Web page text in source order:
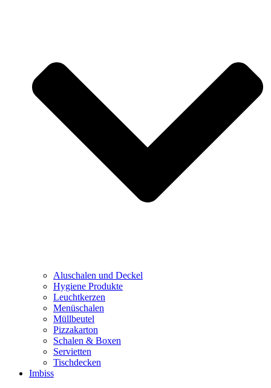
Aluschalen und Deckel
Hygiene Produkte
Leuchtkerzen
Menüschalen
Müllbeutel
Pizzakarton
Schalen & Boxen
Servietten
Tischdecken
Imbiss